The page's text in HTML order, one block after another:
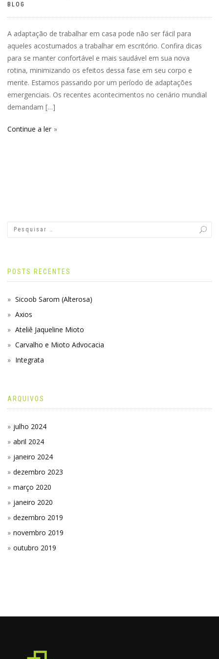
BLOG
A adaptação de trabalhar em casa pode não ser fácil para
aqueles acostumados a trabalhar em escritório. Confira dicas
para se manter confortável e mais saudável em sua nova
rotina, minimizando os efeitos dessa fase em seu corpo e
mente. Estamos passando por um período de adaptações
emergenciais. Os recentes acontecimentos no cenário mundial
demandam […]
Continue a ler
POSTS RECENTES
Sicoob Sarom (Alterosa)
Axios
Ateliê Jaqueline Mioto
Carvalho e Mioto Advocacia
Integrata
ARQUIVOS
julho 2024
abril 2024
janeiro 2024
dezembro 2023
março 2020
janeiro 2020
dezembro 2019
novembro 2019
outubro 2019